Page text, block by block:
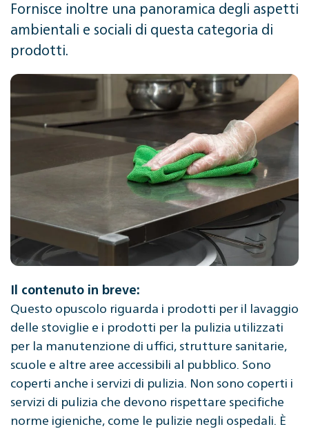
Fornisce inoltre una panoramica degli aspetti
ambientali e sociali di questa categoria di
prodotti.
Il contenuto in breve:
Questo opuscolo riguarda i prodotti per il lavaggio
delle stoviglie e i prodotti per la pulizia utilizzati
per la manutenzione di uffici, strutture sanitarie,
scuole e altre aree accessibili al pubblico. Sono
coperti anche i servizi di pulizia. Non sono coperti i
servizi di pulizia che devono rispettare specifiche
norme igieniche, come le pulizie negli ospedali. È